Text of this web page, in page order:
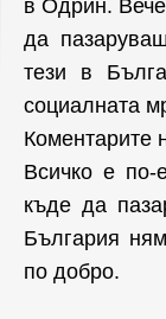
в Одрин.
да
тези в
социалната
Коментарите
Всичко е по-
къде да
България
по добро.